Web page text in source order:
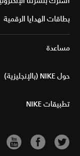
بطاقات الهدايا الرقمية
مساعدة
حول NIKE (بالإنجليزية)
تطبيقات NIKE